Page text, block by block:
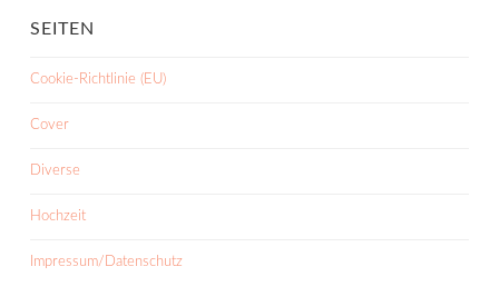
SEITEN
Cookie-Richtlinie (EU)
Cover
Diverse
Hochzeit
Impressum/Datenschutz